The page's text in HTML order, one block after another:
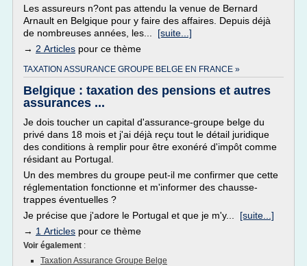
Les assureurs n?ont pas attendu la venue de Bernard
Arnault en Belgique pour y faire des affaires. Depuis déjà
de nombreuses années, les... [suite...]
→ 2 Articles pour ce thème
TAXATION ASSURANCE GROUPE BELGE EN FRANCE »
Belgique : taxation des pensions et autres
assurances ...
Je dois toucher un capital d'assurance-groupe belge du
privé dans 18 mois et j'ai déjà reçu tout le détail juridique
des conditions à remplir pour être exonéré d'impôt comme
résidant au Portugal.
Un des membres du groupe peut-il me confirmer que cette
réglementation fonctionne et m'informer des chausse-
trappes éventuelles ?
Je précise que j'adore le Portugal et que je m'y... [suite...]
→ 1 Articles pour ce thème
Voir également :
Taxation Assurance Groupe Belge